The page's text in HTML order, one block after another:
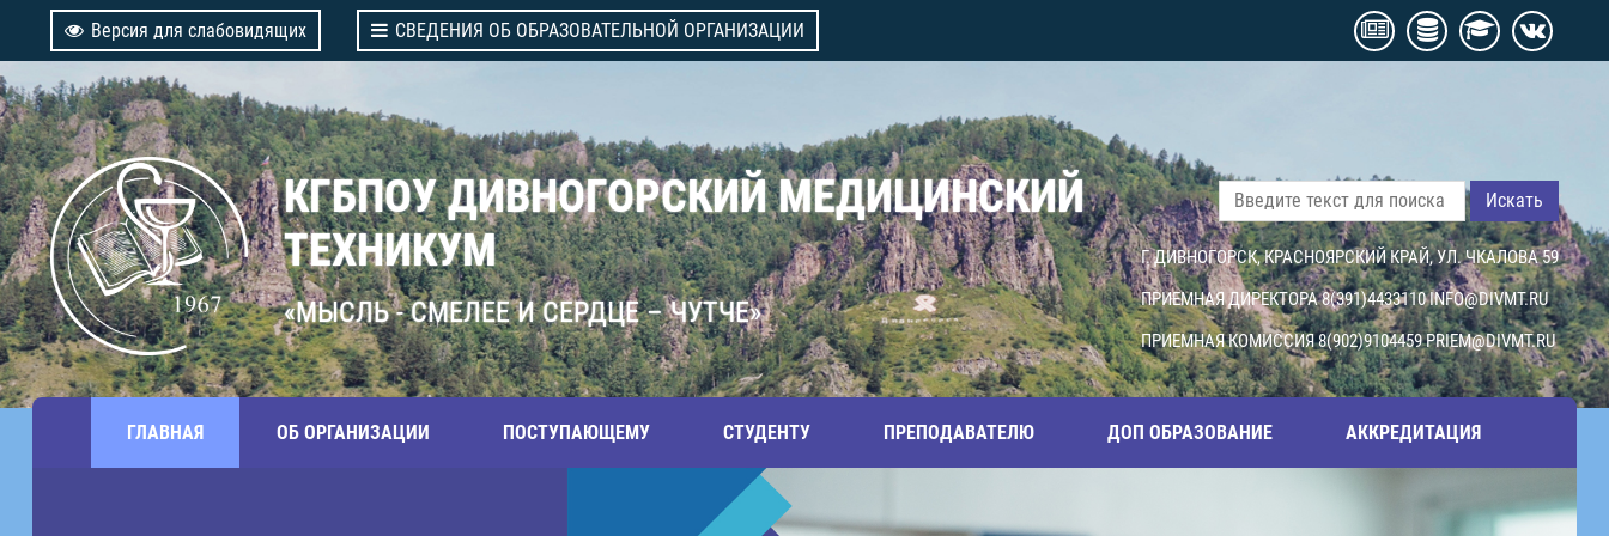
Версия для слабовидящих СВЕДЕНИЯ ОБ ОБРАЗОВАТЕЛЬНОЙ ОРГАНИЗАЦИИ
КГБПОУ ДИВНОГОРСКИЙ МЕДИЦИНСКИЙ
ТЕХНИКУМ
«МЫСЛЬ - СМЕЛЕЕ И СЕРДЦЕ – ЧУТЧЕ»
Искать
Г. ДИВНОГОРСК, КРАСНОЯРСКИЙ КРАЙ, УЛ. ЧКАЛОВА 59
ПРИЕМНАЯ ДИРЕКТОРА 8(391)4433110INFO@DIVMT.RU
ПРИЕМНАЯ КОМИССИЯ 8(902)9104459PRIEM@DIVMT.RU
ГЛАВНАЯ ОБ ОРГАНИЗАЦИИ ПОСТУПАЮЩЕМУ СТУДЕНТУ ПРЕПОДАВАТЕЛЮ ДОП ОБРАЗОВАНИЕ АККРЕДИТАЦИЯ